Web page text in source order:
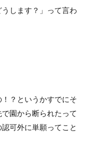
します？」って言わ
？というかすでにそ
園から断られたって
可外に単願ってこと